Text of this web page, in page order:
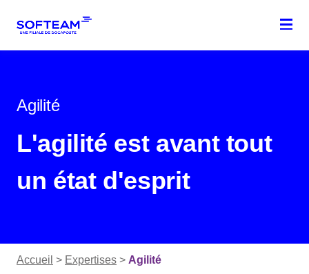
Menu
Agilité
L'agilité est avant tout
un état d'esprit
Accueil > Expertises > Agilité